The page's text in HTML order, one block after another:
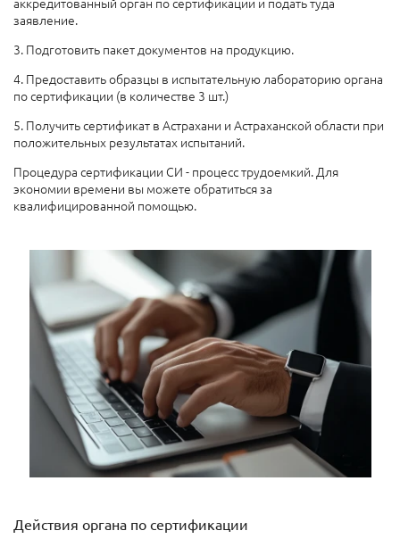
заявление.
3. Подготовить пакет документов на продукцию.
4. Предоставить образцы в испытательную лабораторию органа
по сертификации (в количестве 3 шт.)
5. Получить сертификат в Астрахани и Астраханской области при
положительных результатах испытаний.
Процедура сертификации СИ - процесс трудоемкий. Для
экономии времени вы можете обратиться за
квалифицированной помощью.
Действия органа по сертификации